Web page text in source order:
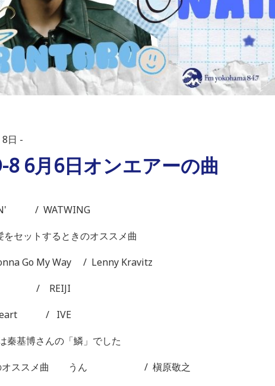
日
8 6月6日オンエアーの曲
/ WATWING
をセットするときのオススメ曲
Go My Way / Lenny Kravitz
/ REIJI
Heart / IVE
秦基博さんの「鱗」でした
のオススメ曲 うん / 槇原敬之